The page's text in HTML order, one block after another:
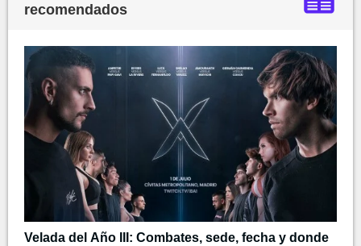
recomendados
Velada del Año III: Combates, sede, fecha y donde